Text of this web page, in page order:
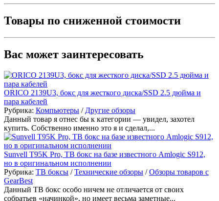
Товары по сниженной стоимости
Вас может заинтересовать
ORICO 2139U3, бокс для жесткого диска/SSD 2.5 дюйма и
пара кабелей
Рубрика: Компьютеры / Другие обзоры
Данный товар я отнес бы к категории — увидел, захотел
купить. Собственно именно это я и сделал,...
Sunvell T95K Pro, ТВ бокс на базе известного Amlogic S912,
но в оригинальном исполнении
Рубрика: ТВ боксы /Технические обзоры /Обзоры товаров с
GearBest
Данный ТВ бокс особо ничем не отличается от своих
собратьев «начинкой», но имеет весьма заметные...